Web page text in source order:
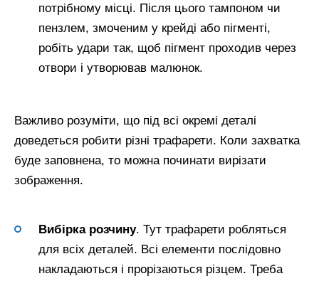
потрібному місці. Після цього тампоном чи
пензлем, змоченим у крейді або пігменті,
робіть удари так, щоб пігмент проходив через
отвори і утворював малюнок.
Важливо розуміти, що під всі окремі деталі
доведеться робити різні трафарети. Коли захватка
буде заповнена, то можна починати вирізати
зображення.
Вибірка розчину. Тут трафарети робляться
для всіх деталей. Всі елементи послідовно
накладаються і прорізаються різцем. Треба